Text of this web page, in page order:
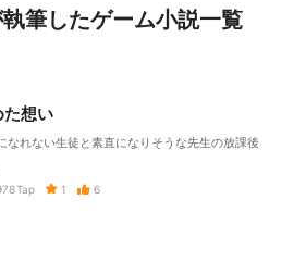
筆したゲーム小説一覧
た想い
なれない生徒と素直になりそうな先生の放課後
Tap 1 6